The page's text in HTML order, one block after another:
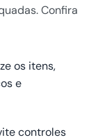
Confira
os itens,
e
controles